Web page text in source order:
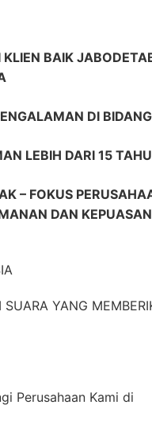
BAIK
DI
LEBIH DARI 15
– FOKUS
DAN
SUARA YANG
Perusahaan Kami di